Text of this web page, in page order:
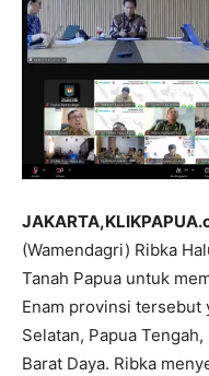
(Wamendagri) Ribka
Tanah Papua untuk
Enam provinsi tersebut
Selatan, Papua
Barat Daya. Ribka